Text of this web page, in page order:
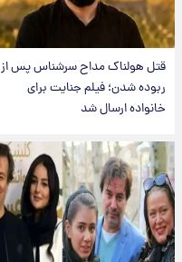
قتل هولناک مداح سرشناس پس از
ربوده شدن؛ فیلم جنایت برای
خانواده ارسال شد